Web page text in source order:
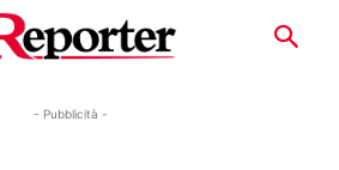
- Pubblicità -